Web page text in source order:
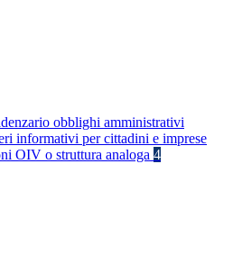
obblighi amministrativi
informativi per cittadini e imprese
OIV o struttura analoga 4